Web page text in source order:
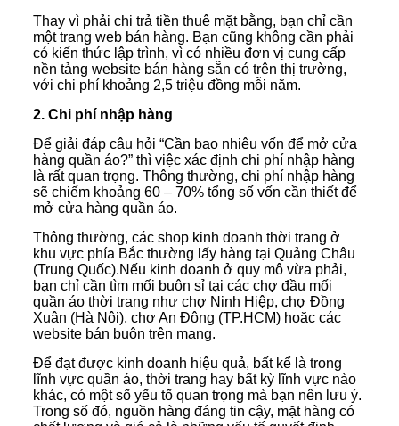
Thay vì phải chi trả tiền thuê mặt bằng, bạn chỉ cần
một trang web bán hàng. Bạn cũng không cần phải
có kiến thức lập trình, vì có nhiều đơn vị cung cấp
nền tảng website bán hàng sẵn có trên thị trường,
với chi phí khoảng 2,5 triệu đồng mỗi năm.
2. Chi phí nhập hàng
Để giải đáp câu hỏi “Cần bao nhiêu vốn để mở cửa
hàng quần áo?” thì việc xác định chi phí nhập hàng
là rất quan trọng. Thông thường, chi phí nhập hàng
sẽ chiếm khoảng 60 – 70% tổng số vốn cần thiết để
mở cửa hàng quần áo.
Thông thường, các shop kinh doanh thời trang ở
khu vực phía Bắc thường lấy hàng tại Quảng Châu
(Trung Quốc).Nếu kinh doanh ở quy mô vừa phải,
bạn chỉ cần tìm mối buôn sỉ tại các chợ đầu mối
quần áo thời trang như chợ Ninh Hiệp, chợ Đồng
Xuân (Hà Nội), chợ An Đông (TP.HCM) hoặc các
website bán buôn trên mạng.
Để đạt được kinh doanh hiệu quả, bất kể là trong
lĩnh vực quần áo, thời trang hay bất kỳ lĩnh vực nào
khác, có một số yếu tố quan trọng mà bạn nên lưu ý.
Trong số đó, nguồn hàng đáng tin cậy, mặt hàng có